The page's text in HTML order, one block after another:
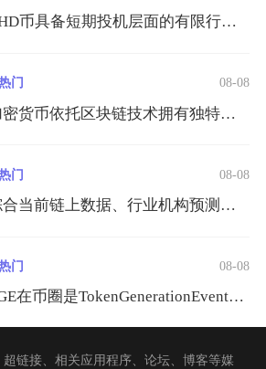
BHD币具备短期投机层面的有限行情潜力，长期落地价值潜力薄弱...
门 08-08
加密货币依托区块链技术拥有独特金融优势，但同时伴随极高的市场...
门 08-08
综合当前链上数据、行业机构预测、隐私赛道供需与全球监管环境综...
门 08-08
TGE在币圈是TokenGenerationEvent的缩写...
链接、相关应用程序、论坛、博客等媒